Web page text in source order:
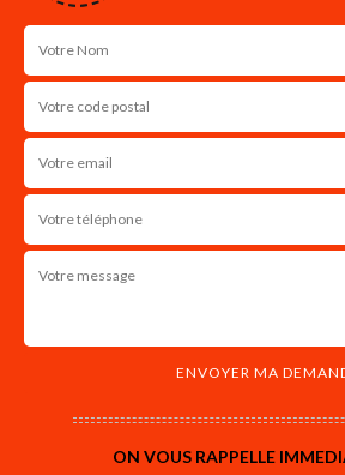
ON VOUS RAPPELLE